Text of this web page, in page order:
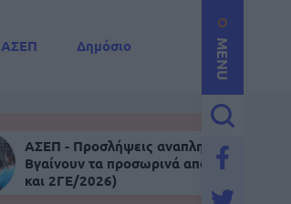
MENU
ΑΣΕΠ
Δημόσιο
ΑΣΕΠ - Προσλήψεις αναπληρωτών:
Βγαίνουν τα προσωρινά αποτελέσματα
και 2ΓΕ/2026)